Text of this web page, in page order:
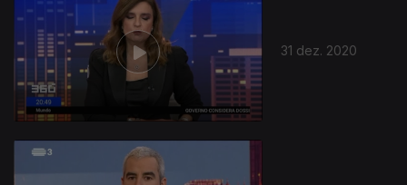
31 dez. 2020